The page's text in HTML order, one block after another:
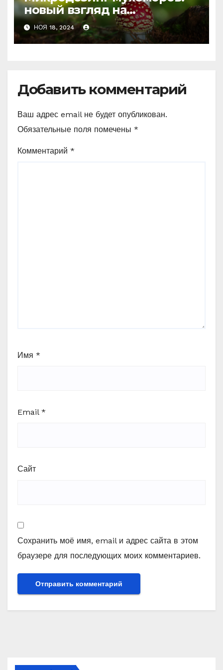
новый взгляд на
психоделику
НОЯ 18, 2024
Добавить комментарий
Ваш адрес email не будет опубликован.
Обязательные поля помечены *
Комментарий *
Имя *
Email *
Сайт
Сохранить моё имя, email и адрес сайта в этом
браузере для последующих моих комментариев.